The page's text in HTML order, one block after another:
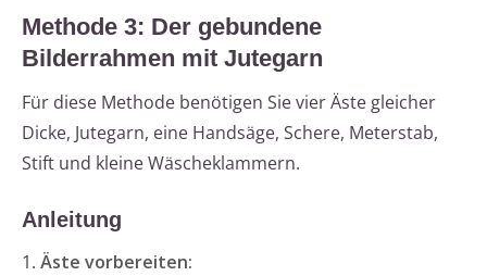
Methode 3: Der gebundene
Bilderrahmen mit Jutegarn
Für diese Methode benötigen Sie vier Äste gleicher
Dicke, Jutegarn, eine Handsäge, Schere, Meterstab,
Stift und kleine Wäscheklammern.
Anleitung
1. Äste vorbereiten: